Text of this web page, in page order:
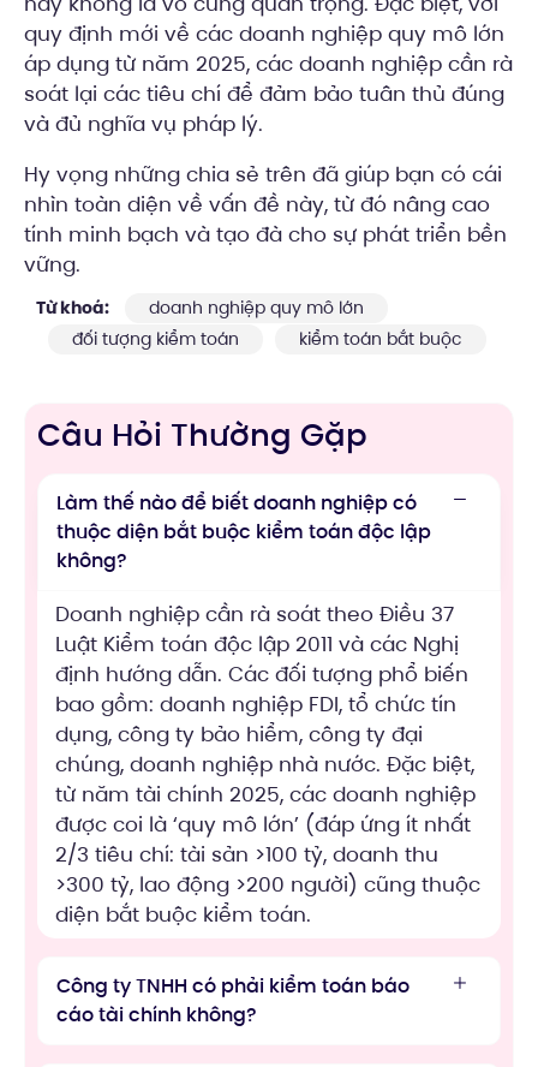
quy định mới về các doanh nghiệp quy mô lớn
áp dụng từ năm 2025, các doanh nghiệp cần rà
soát lại các tiêu chí để đảm bảo tuân thủ đúng
và đủ nghĩa vụ pháp lý.
Hy vọng những chia sẻ trên đã giúp bạn có cái
nhìn toàn diện về vấn đề này, từ đó nâng cao
tính minh bạch và tạo đà cho sự phát triển bền
vững.
Từ khoá:
doanh nghiệp quy mô lớn
đối tượng kiểm toán
kiểm toán bắt buộc
Câu Hỏi Thường Gặp
Làm thế nào để biết doanh nghiệp có
thuộc diện bắt buộc kiểm toán độc lập
không?
Doanh nghiệp cần rà soát theo Điều 37
Luật Kiểm toán độc lập 2011 và các Nghị
định hướng dẫn. Các đối tượng phổ biến
bao gồm: doanh nghiệp FDI, tổ chức tín
dụng, công ty bảo hiểm, công ty đại
chúng, doanh nghiệp nhà nước. Đặc biệt,
từ năm tài chính 2025, các doanh nghiệp
được coi là ‘quy mô lớn’ (đáp ứng ít nhất
2/3 tiêu chí: tài sản >100 tỷ, doanh thu
>300 tỷ, lao động >200 người) cũng thuộc
diện bắt buộc kiểm toán.
Công ty TNHH có phải kiểm toán báo
cáo tài chính không?